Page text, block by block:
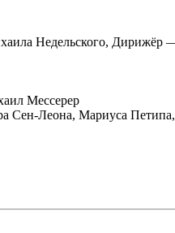
Недельского, Дирижёр
Мессерер
Сен-Леона, Мариуса